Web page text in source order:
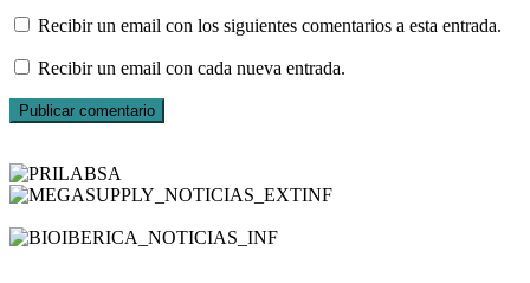
Recibir un email con los siguientes comentarios a esta entrada.
Recibir un email con cada nueva entrada.